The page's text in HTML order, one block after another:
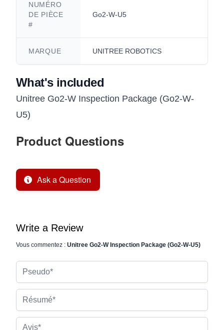
NUMÉRO
DE PIÈCE
#
Go2-W-U5
MARQUE UNITREE ROBOTICS
What's included
Unitree Go2-W Inspection Package (Go2-W-
U5)
Product Questions
Ask a Question
Write a Review
Vous commentez : Unitree Go2-W Inspection Package (Go2-W-U5)
Résumé
Avis